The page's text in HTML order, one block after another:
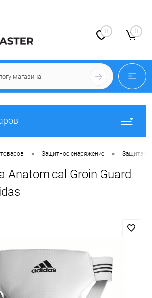
0 0
• Защитное снаряжение • Защита
Anatomical Groin Guard